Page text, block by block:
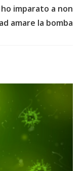
imparato a non
amare la bomba